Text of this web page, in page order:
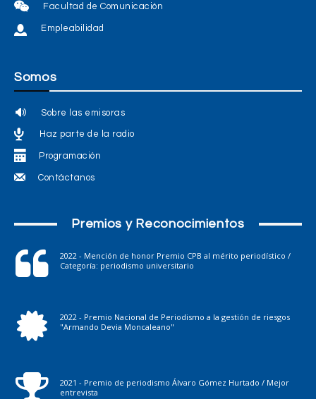
Facultad de Comunicación
Empleabilidad
Somos
Sobre las emisoras
Haz parte de la radio
Programación
Contáctanos
Premios y Reconocimientos
2022 - Mención de honor Premio CPB al mérito periodístico /
Categoría: periodismo universitario
2022 - Premio Nacional de Periodismo a la gestión de riesgos
"Armando Devia Moncaleano"
2021 - Premio de periodismo Álvaro Gómez Hurtado / Mejor
entrevista